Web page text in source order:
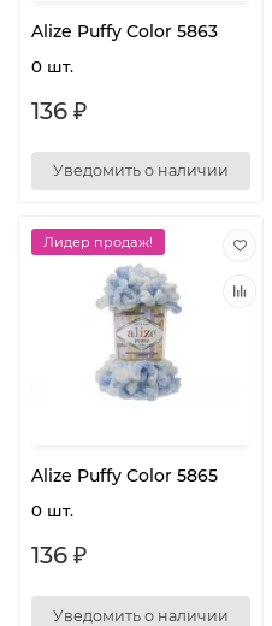
Alize Puffy Color 5863
0 шт.
136 ₽
Уведомить о наличии
Лидер продаж!
Alize Puffy Color 5865
0 шт.
136 ₽
Уведомить о наличии